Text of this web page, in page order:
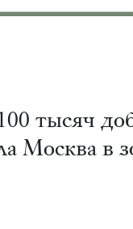
тысяч
Москва в